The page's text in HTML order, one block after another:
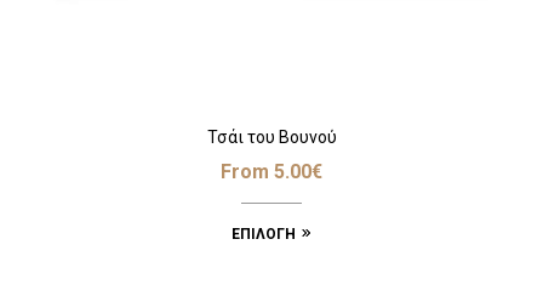
Τσάι του Βουνού
From 5.00€
ΕΠΙΛΟΓΉ